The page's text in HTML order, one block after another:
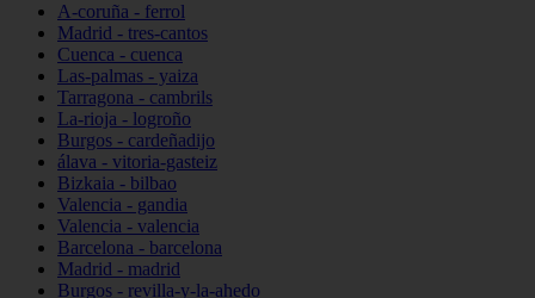
A-coruña - ferrol
Madrid - tres-cantos
Cuenca - cuenca
Las-palmas - yaiza
Tarragona - cambrils
La-rioja - logroño
Burgos - cardeñadijo
álava - vitoria-gasteiz
Bizkaia - bilbao
Valencia - gandia
Valencia - valencia
Barcelona - barcelona
Madrid - madrid
Burgos - revilla-y-la-ahedo